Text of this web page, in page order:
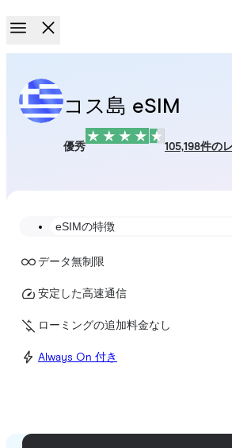
コス島 eSIM
優秀 105,198件の
eSIMの特徴
データ無制限
安定した高速通信
ローミングの追加料金なし
Always On 付き